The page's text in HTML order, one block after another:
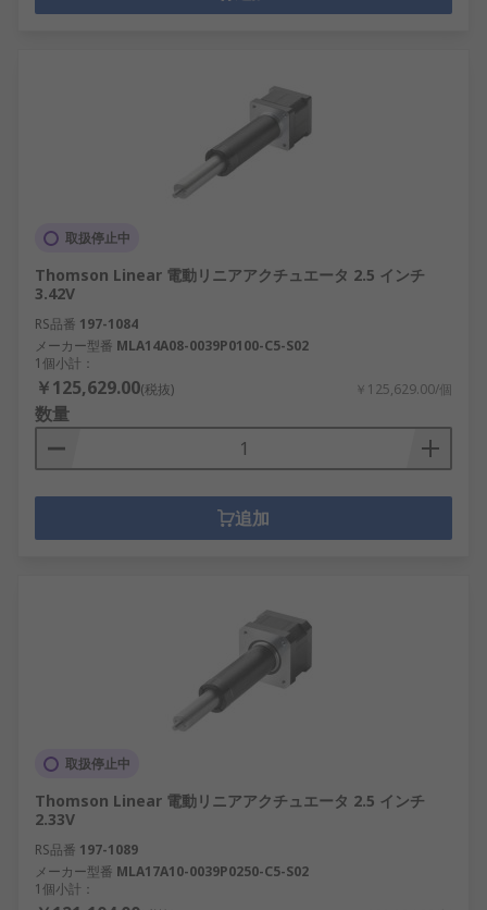
取扱停止中
Thomson Linear 電動リニアアクチュエータ 2.5 インチ
3.42V
RS品番 197-1084
メーカー型番 MLA14A08-0039P0100-C5-S02
1個小計：
￥125,629.00(税抜) ￥125,629.00/個
数量
追加
取扱停止中
Thomson Linear 電動リニアアクチュエータ 2.5 インチ
2.33V
RS品番 197-1089
メーカー型番 MLA17A10-0039P0250-C5-S02
1個小計：